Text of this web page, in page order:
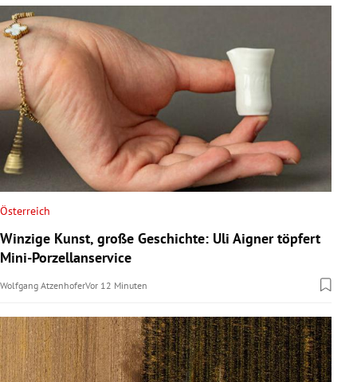
Untermenü
Untermenü
Untermenü
Österreich
Winzige Kunst, große Geschichte: Uli Aigner töpfert
Mini-Porzellanservice
Wolfgang AtzenhoferVor 12 Minuten